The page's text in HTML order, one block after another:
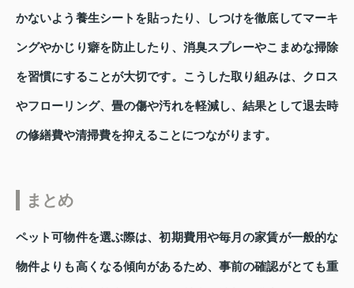
かないよう養生シートを貼ったり、しつけを徹底してマーキ
ングやかじり癖を防止したり、消臭スプレーやこまめな掃除
を習慣にすることが大切です。こうした取り組みは、クロス
やフローリング、畳の傷や汚れを軽減し、結果として退去時
の修繕費や清掃費を抑えることにつながります。
まとめ
ペット可物件を選ぶ際は、初期費用や毎月の家賃が一般的な
物件よりも高くなる傾向があるため、事前の確認がとても重